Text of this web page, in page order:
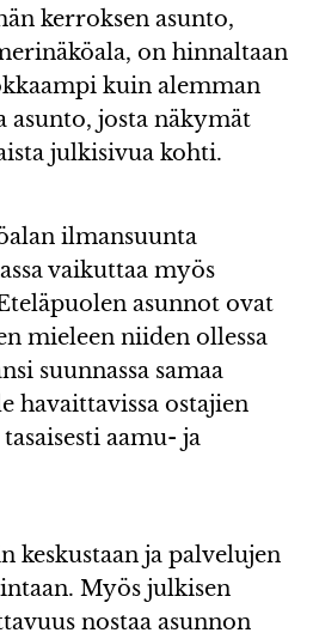
kerroksen asunto,
on hinnaltaan
kuin alemman
asunto, josta näkymät
julkisivua kohti.
ilmansuunta
vaikuttaa myös
asunnot ovat
mieleen niiden ollessa
suunnassa samaa
havaittavissa ostajien
aamu- ja
keskustaan ja palvelujen
Myös julkisen
nostaa asunnon